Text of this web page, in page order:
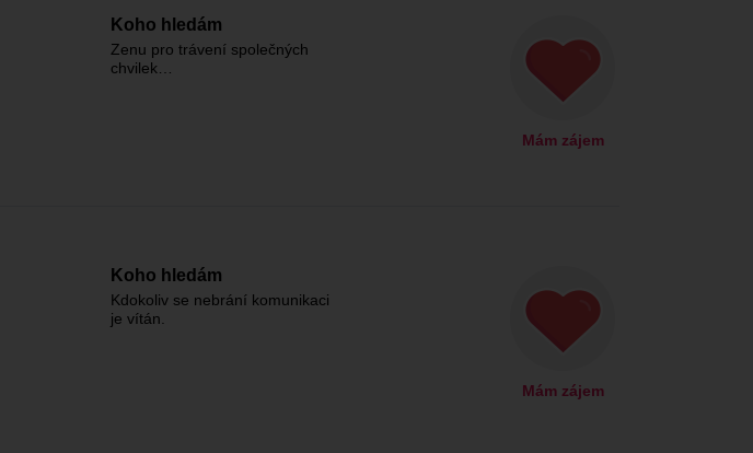
Koho hledám
Zenu pro trávení společných
chvilek…
Mám zájem
Koho hledám
Kdokoliv se nebrání komunikaci
je vítán.
Mám zájem